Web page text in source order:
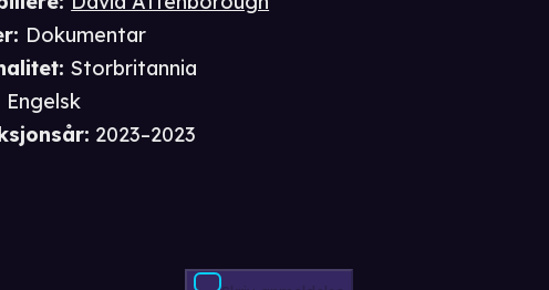
: Dokumentar
: Storbritannia
Engelsk
: 2023–2023